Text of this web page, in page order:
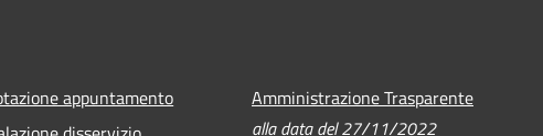
appuntamento
Amministrazione Trasparente
alla data del 27/11/2022